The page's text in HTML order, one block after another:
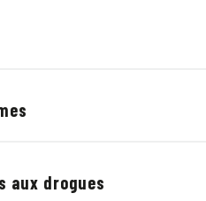
aux drogues